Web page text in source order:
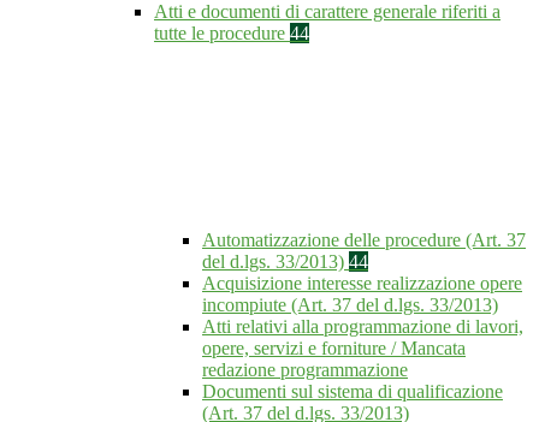
Atti e documenti di carattere generale riferiti a
tutte le procedure 44
Automatizzazione delle procedure (Art. 37
del d.lgs. 33/2013) 44
Acquisizione interesse realizzazione opere
incompiute (Art. 37 del d.lgs. 33/2013)
Atti relativi alla programmazione di lavori,
opere, servizi e forniture / Mancata
redazione programmazione
Documenti sul sistema di qualificazione
(Art. 37 del d.lgs. 33/2013)